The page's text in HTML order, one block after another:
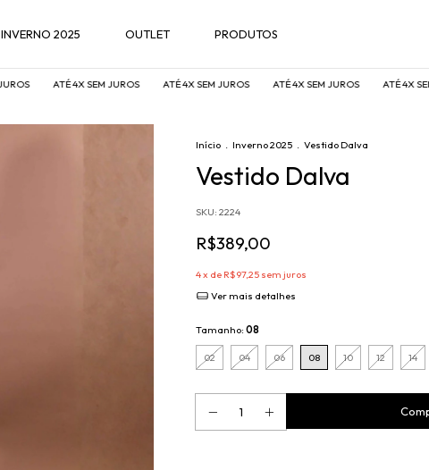
INVERNO 2025 OUTLET PRODUTOS
ATÉ 4X SEM JUROS ATÉ 4X SEM JUROS ATÉ 4X SEM JUROS ATÉ 4X SEM
Início . Inverno 2025 . Vestido Dalva
Vestido Dalva
SKU: 2224
R$389,00
4x de R$97,25 sem juros
Ver mais detalhes
Tamanho: 08
02 04 06 08 10 12 14